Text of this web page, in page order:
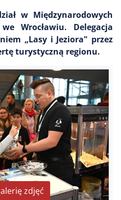
w Międzynarodowych
Wrocławiu. Delegacja
„Lasy i Jeziora" przez
turystyczną regionu.
zdjęć